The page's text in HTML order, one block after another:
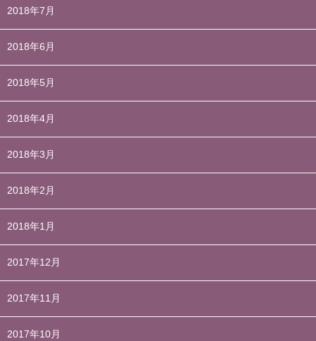
2018年7月
2018年6月
2018年5月
2018年4月
2018年3月
2018年2月
2018年1月
2017年12月
2017年11月
2017年10月